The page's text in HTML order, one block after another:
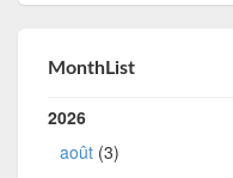
MonthList
2026
août (3)